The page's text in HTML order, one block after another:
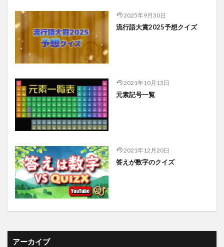
2025年9月30日
流行語大賞2025予想クイズ
2021年10月13日
元素記号一覧
2021年12月20日
答えが数字のクイズ
アーカイブ